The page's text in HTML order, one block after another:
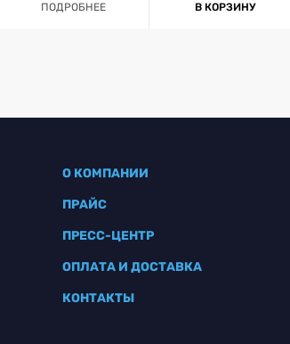
ПОДРОБНЕЕ В КОРЗИНУ
О КОМПАНИИ
ПРАЙС
ПРЕСС-ЦЕНТР
ОПЛАТА И ДОСТАВКА
КОНТАКТЫ